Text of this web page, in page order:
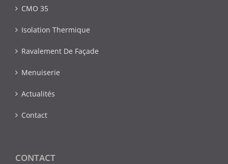
CMO 35
Isolation Thermique
Ravalement De Façade
Menuiserie
Actualités
Contact
CONTACT